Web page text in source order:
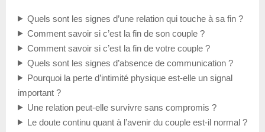
Quels sont les signes d’une relation qui touche à sa fin ?
Comment savoir si c’est la fin de son couple ?
Comment savoir si c’est la fin de votre couple ?
Quels sont les signes d’absence de communication ?
Pourquoi la perte d’intimité physique est-elle un signal
important ?
Une relation peut-elle survivre sans compromis ?
Le doute continu quant à l’avenir du couple est-il normal ?